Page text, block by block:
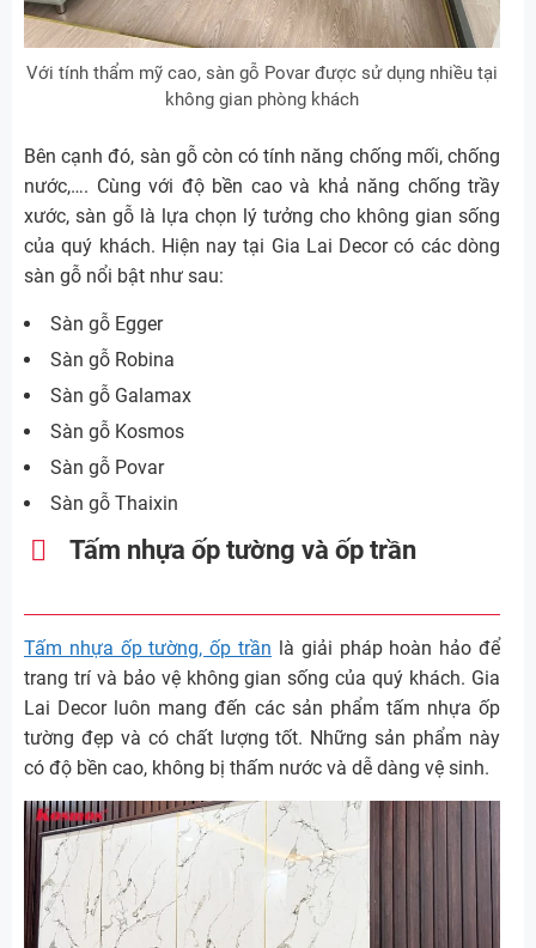
Với tính thẩm mỹ cao, sàn gỗ Povar được sử dụng nhiều tại
không gian phòng khách
Bên cạnh đó, sàn gỗ còn có tính năng chống mối, chống
nước,…. Cùng với độ bền cao và khả năng chống trầy
xước, sàn gỗ là lựa chọn lý tưởng cho không gian sống
của quý khách. Hiện nay tại Gia Lai Decor có các dòng
sàn gỗ nổi bật như sau:
Sàn gỗ Egger
Sàn gỗ Robina
Sàn gỗ Galamax
Sàn gỗ Kosmos
Sàn gỗ Povar
Sàn gỗ Thaixin
Tấm nhựa ốp tường và ốp trần
Tấm nhựa ốp tường, ốp trần là giải pháp hoàn hảo để
trang trí và bảo vệ không gian sống của quý khách. Gia
Lai Decor luôn mang đến các sản phẩm tấm nhựa ốp
tường đẹp và có chất lượng tốt. Những sản phẩm này
có độ bền cao, không bị thấm nước và dễ dàng vệ sinh.